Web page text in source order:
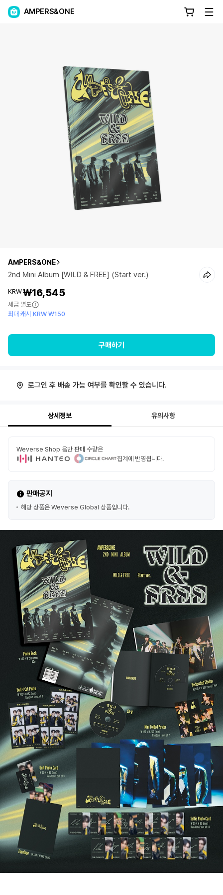
AMPERS&ONE
AMPERS&ONE
2nd Mini Album [WILD & FREE] (Start ver.)
KRW₩16,545
세금 별도
최대 캐시 KRW ₩150
구매하기
로그인 후 배송 가능 여부를 확인할 수 있습니다.
상세정보 유의사항
Weverse Shop 음반 판매 수량은
집계에 반영됩니다.
판매공지
해당 상품은 Weverse Global 상품입니다.